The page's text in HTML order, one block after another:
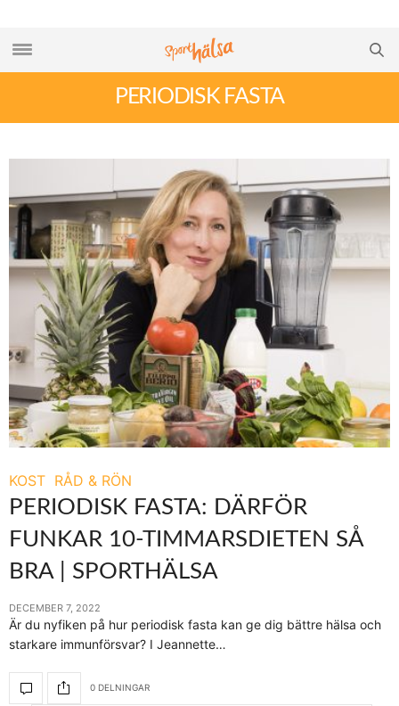
PERIODISK FASTA
KOST RÅD & RÖN
PERIODISK FASTA: DÄRFÖR
FUNKAR 10-TIMMARSDIETEN SÅ
BRA | SPORTHÄLSA
DECEMBER 7, 2022
Är du nyfiken på hur periodisk fasta kan ge dig bättre hälsa och
starkare immunförsvar? I Jeannette…
0 DELNINGAR